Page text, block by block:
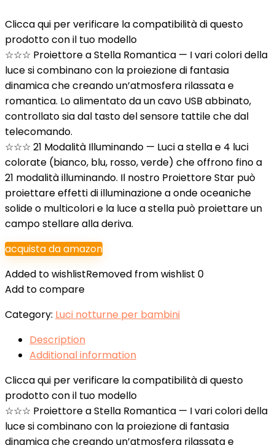
Clicca qui per verificare la compatibilità di questo
prodotto con il tuo modello
☆☆☆ Proiettore a Stella Romantica — I vari colori della
luce si combinano con la proiezione di fantasia
dinamica che creando un’atmosfera rilassata e
romantica. Lo alimentato da un cavo USB abbinato,
controllato sia dal tasto del sensore tattile che dal
telecomando.
☆☆☆ 21 Modalità Illuminando — Luci a stella e 4 luci
colorate (bianco, blu, rosso, verde) che offrono fino a
21 modalità illuminando. Il nostro Proiettore Star può
proiettare effetti di illuminazione a onde oceaniche
solide o multicolori e la luce a stella può proiettare un
campo stellare alla deriva.
acquista da amazon
Added to wishlistRemoved from wishlist 0
Add to compare
Category: Luci notturne per bambini
Description
Additional information
Clicca qui per verificare la compatibilità di questo
prodotto con il tuo modello
☆☆☆ Proiettore a Stella Romantica — I vari colori della
luce si combinano con la proiezione di fantasia
dinamica che creando un’atmosfera rilassata e